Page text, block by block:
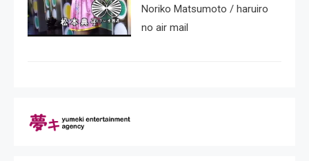
Noriko Matsumoto / haruiro
no air mail